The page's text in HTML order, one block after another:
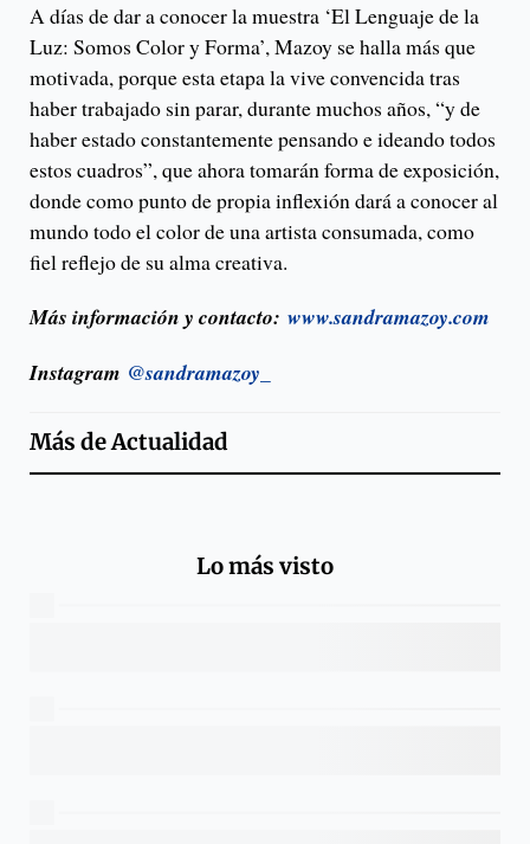
A días de dar a conocer la muestra ‘El Lenguaje de la
Luz: Somos Color y Forma’, Mazoy se halla más que
motivada, porque esta etapa la vive convencida tras
haber trabajado sin parar, durante muchos años, “y de
haber estado constantemente pensando e ideando todos
estos cuadros”, que ahora tomarán forma de exposición,
donde como punto de propia inflexión dará a conocer al
mundo todo el color de una artista consumada, como
fiel reflejo de su alma creativa.
Más información y contacto: www.sandramazoy.com
Instagram @sandramazoy_
Más deActualidad
Lo más visto